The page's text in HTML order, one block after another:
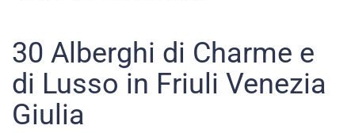
30 Alberghi di Charme e
di Lusso in Friuli Venezia
Giulia